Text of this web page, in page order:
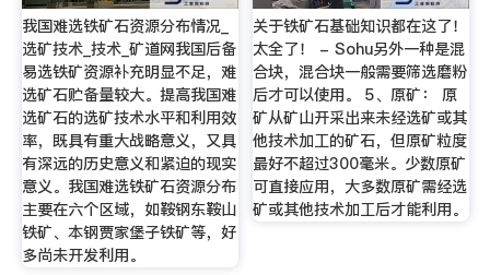
我国难选铁矿石资源分布情况_
选矿技术_技术_矿道网我国后备
易选铁矿资源补充明显不足，难
选矿石贮备量较大。提高我国难
选矿石的选矿技术水平和利用效
率，既具有重大战略意义，又具
有深远的历史意义和紧迫的现实
意义。我国难选铁矿石资源分布
主要在六个区域，如鞍钢东鞍山
铁矿、本钢贾家堡子铁矿等，好
多尚未开发利用。
关于铁矿石基础知识都在这了！
太全了！ - Sohu另外一种是混
合块，混合块一般需要筛选磨粉
后才可以使用。 5、原矿： 原
矿从矿山开采出来未经选矿或其
他技术加工的矿石，但原矿粒度
最好不超过300毫米。少数原矿
可直接应用，大多数原矿需经选
矿或其他技术加工后才能利用。